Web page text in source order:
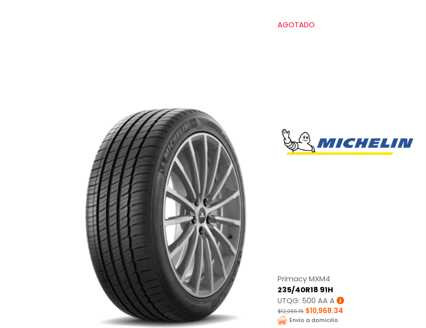
AGOTADO
Primacy MXM4
235/40R18 91H
UTQG: 500 AA A
$12,065.18 $10,968.34
Envío a domicilio
Grado de calidad uniforme de las llantas
Treadwear